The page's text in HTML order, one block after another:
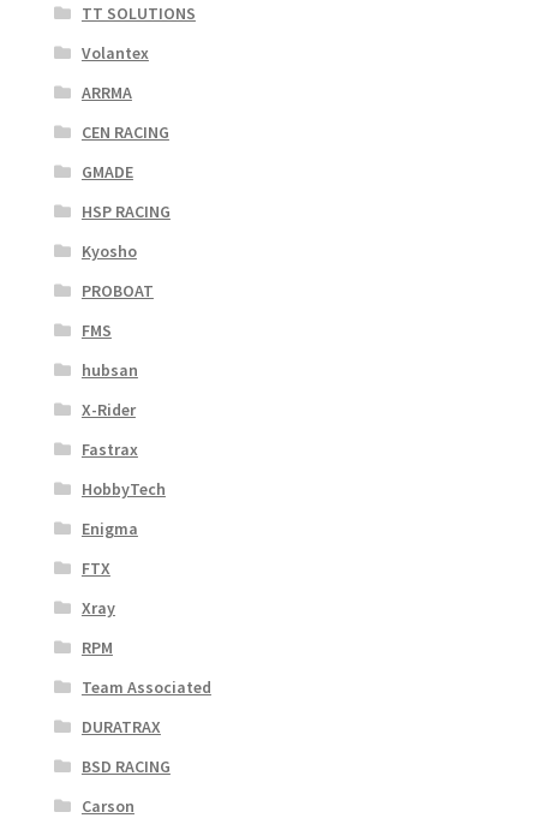
TT SOLUTIONS
Volantex
ARRMA
CEN RACING
GMADE
HSP RACING
Kyosho
PROBOAT
FMS
hubsan
X-Rider
Fastrax
HobbyTech
Enigma
FTX
Xray
RPM
Team Associated
DURATRAX
BSD RACING
Carson